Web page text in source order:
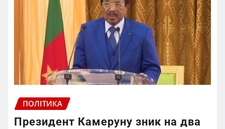
ПОЛІТИКА
Президент Камеруну зник на два